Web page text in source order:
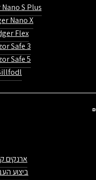
Nano S Plus
Nano X
Flex
Safe 3
Safe 5
Billfodl
ארנקים
ביצוע